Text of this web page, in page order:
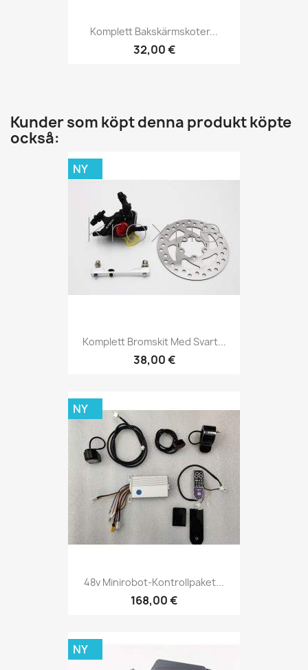
Komplett Bakskärmskoter...
32,00 €
Kunder som köpt denna produkt köpte
också:
Komplett Bromskit Med Svart...
38,00 €
NY
48v Minirobot-Kontrollpaket...
168,00 €
NY
NY